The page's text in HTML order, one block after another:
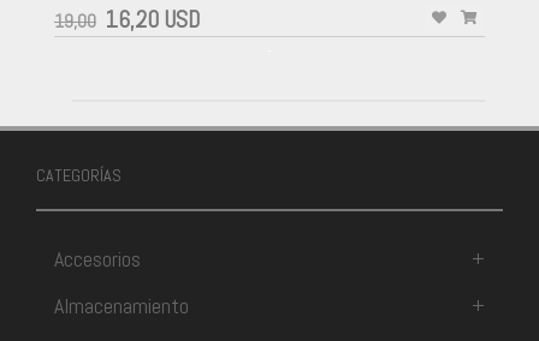
19,00 16,20 USD
CATEGORÍAS
Accesorios
+
Almacenamiento
+